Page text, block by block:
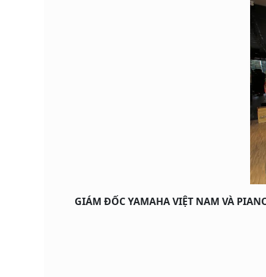
GIÁM ĐỐC YAMAHA VIỆT NAM VÀ